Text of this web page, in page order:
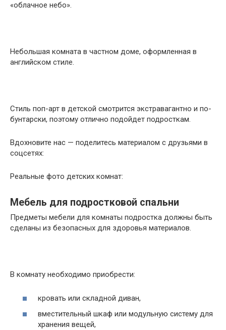
«облачное небо».
Небольшая комната в частном доме, оформленная в
английском стиле.
Стиль поп-арт в детской смотрится экстравагантно и по-
бунтарски, поэтому отлично подойдет подросткам.
Вдохновите нас — поделитесь материалом с друзьями в
соцсетях:
Реальные фото детских комнат:
Мебель для подростковой спальни
Предметы мебели для комнаты подростка должны быть
сделаны из безопасных для здоровья материалов.
В комнату необходимо приобрести:
кровать или складной диван,
вместительный шкаф или модульную систему для
хранения вещей,